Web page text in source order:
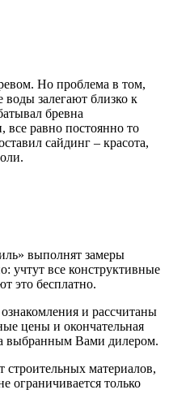
Но проблема в том,
залегают близко к
бревна
все равно постоянно то
сайдинг – красота,
выполнят замеры
учтут все конструктивные
это бесплатно.
и рассчитаны
цены и окончательная
выбранным Вами дилером.
строительных материалов,
ограничивается только